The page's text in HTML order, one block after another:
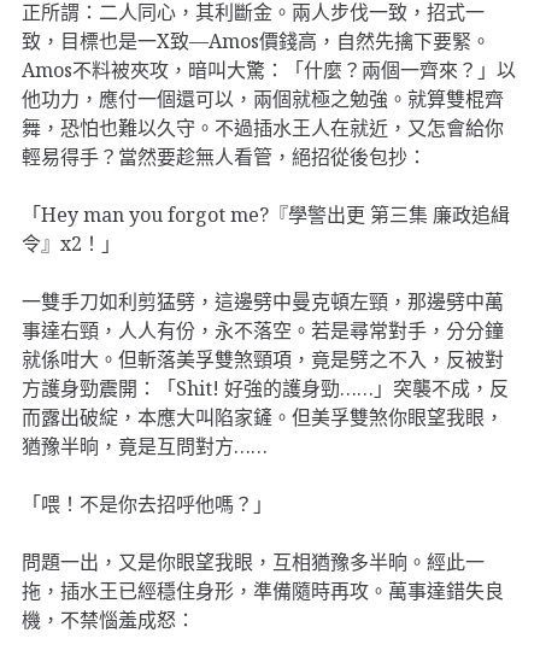
正所謂：二人同心，其利斷金。兩人步伐一致，招式一
致，目標也是一X致—Amos價錢高，自然先擒下要緊。
Amos不料被夾攻，暗叫大驚：「什麼？兩個一齊來？」以
他功力，應付一個還可以，兩個就極之勉強。就算雙棍齊
舞，恐怕也難以久守。不過插水王人在就近，又怎會給你
輕易得手？當然要趁無人看管，絕招從後包抄：
「Hey man you forgot me?『學警出更 第三集 廉政追緝
令』x2！」
一雙手刀如利剪猛劈，這邊劈中曼克頓左頸，那邊劈中萬
事達右頸，人人有份，永不落空。若是尋常對手，分分鐘
就係咁大。但斬落美孚雙煞頸項，竟是劈之不入，反被對
方護身勁震開：「Shit! 好強的護身勁……」突襲不成，反
而露出破綻，本應大叫陷家鏟。但美孚雙煞你眼望我眼，
猶豫半晌，竟是互問對方……
「喂！不是你去招呼他嗎？」
問題一出，又是你眼望我眼，互相猶豫多半晌。經此一
拖，插水王已經穩住身形，準備隨時再攻。萬事達錯失良
機，不禁惱羞成怒：